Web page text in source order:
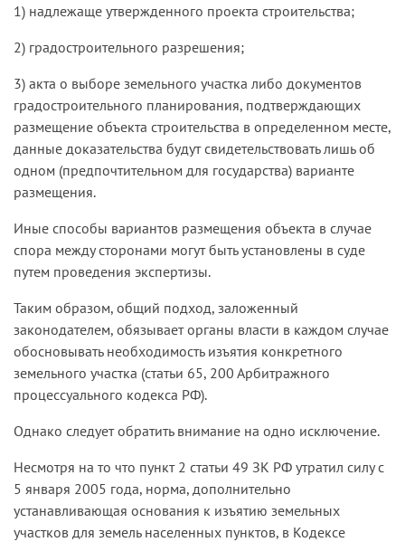
1) надлежаще утвержденного проекта строительства;
2) градостроительного разрешения;
3) акта о выборе земельного участка либо документов
градостроительного планирования, подтверждающих
размещение объекта строительства в определенном месте,
данные доказательства будут свидетельствовать лишь об
одном (предпочтительном для государства) варианте
размещения.
Иные способы вариантов размещения объекта в случае
спора между сторонами могут быть установлены в суде
путем проведения экспертизы.
Таким образом, общий подход, заложенный
законодателем, обязывает органы власти в каждом случае
обосновывать необходимость изъятия конкретного
земельного участка (статьи 65, 200 Арбитражного
процессуального кодекса РФ).
Однако следует обратить внимание на одно исключение.
Несмотря на то что пункт 2 статьи 49 ЗК РФ утратил силу с
5 января 2005 года, норма, дополнительно
устанавливающая основания к изъятию земельных
участков для земель населенных пунктов, в Кодексе